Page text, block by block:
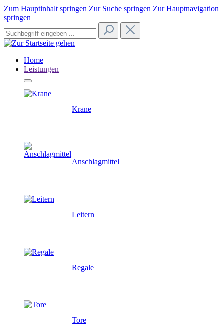
Zum Hauptinhalt springen Zur Suche springen Zur Hauptnavigation
springen
Home
Leistungen
Krane
Anschlagmittel
Leitern
Regale
Tore